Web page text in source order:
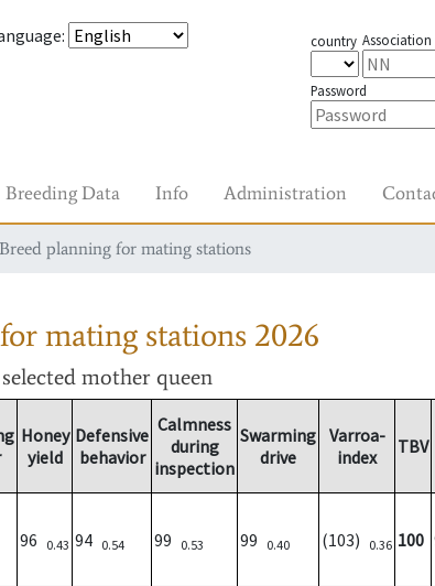
: country Association
Password
Breeding Data Info Administration
Breed planning for mating stations
mating stations 2026
mother queen
Honey
yield
Defensive
behavior
Calmness
during
inspection
Swarming
drive
Varroa-
index
TBV
96 0.43 94 0.54 99 0.53 99 0.40 (103) 0.36 100